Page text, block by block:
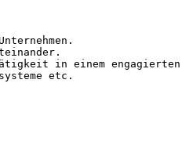
in einem engagierten
etc.